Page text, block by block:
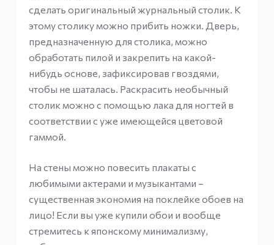
сделать оригинальный журнальный столик. К
этому столику можно прибить ножки. Дверь,
предназначенную для столика, можно
обработать пилой и закрепить на какой-
нибудь основе, зафиксировав гвоздями,
чтобы не шаталась. Раскрасить необычный
столик можно с помощью лака для ногтей в
соответствии с уже имеющейся цветовой
гаммой.
На стены можно повесить плакаты с
любимыми актерами и музыкантами –
существенная экономия на поклейке обоев на
лицо! Если вы уже купили обои и вообще
стремитесь к японскому минимализму,